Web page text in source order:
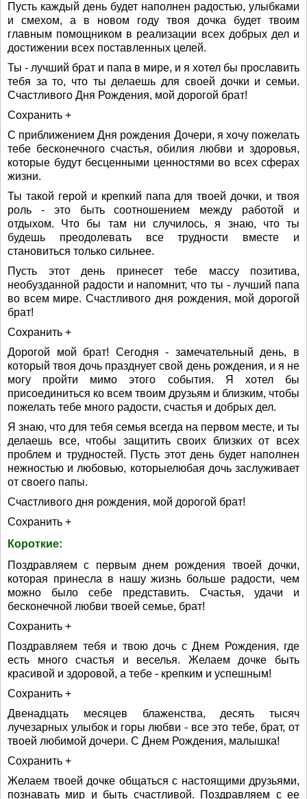
Пусть каждый день будет наполнен радостью, улыбками
и смехом, а в новом году твоя дочка будет твоим
главным помощником в реализации всех добрых дел и
достижении всех поставленных целей.
Ты - лучший брат и папа в мире, и я хотел бы прославить
тебя за то, что ты делаешь для своей дочки и семьи.
Счастливого Дня Рождения, мой дорогой брат!
Сохранить +
С приближением Дня рождения Дочери, я хочу пожелать
тебе бесконечного счастья, обилия любви и здоровья,
которые будут бесценными ценностями во всех сферах
жизни.
Ты такой герой и крепкий папа для твоей дочки, и твоя
роль - это быть соотношением между работой и
отдыхом. Что бы там ни случилось, я знаю, что ты
будешь преодолевать все трудности вместе и
становиться только сильнее.
Пусть этот день принесет тебе массу позитива,
необузданной радости и напомнит, что ты - лучший папа
во всем мире. Счастливого дня рождения, мой дорогой
брат!
Сохранить +
Дорогой мой брат! Сегодня - замечательный день, в
который твоя дочь празднует свой день рождения, и я не
могу пройти мимо этого события. Я хотел бы
присоединиться ко всем твоим друзьям и близким, чтобы
пожелать тебе много радости, счастья и добрых дел.
Я знаю, что для тебя семья всегда на первом месте, и ты
делаешь все, чтобы защитить своих близких от всех
проблем и трудностей. Пусть этот день будет наполнен
нежностью и любовью, которыелюбая дочь заслуживает
от своего папы.
Счастливого дня рождения, мой дорогой брат!
Сохранить +
Короткие:
Поздравляем с первым днем рождения твоей дочки,
которая принесла в нашу жизнь больше радости, чем
можно было себе представить. Счастья, удачи и
бесконечной любви твоей семье, брат!
Сохранить +
Поздравляем тебя и твою дочь с Днем Рождения, где
есть много счастья и веселья. Желаем дочке быть
красивой и здоровой, а тебе - крепким и успешным!
Сохранить +
Двенадцать месяцев блаженства, десять тысяч
лучезарных улыбок и горы любви - все это тебе, брат, от
твоей любимой дочери. С Днем Рождения, малышка!
Сохранить +
Желаем твоей дочке общаться с настоящими друзьями,
познавать мир и быть счастливой. Поздравляем с ее